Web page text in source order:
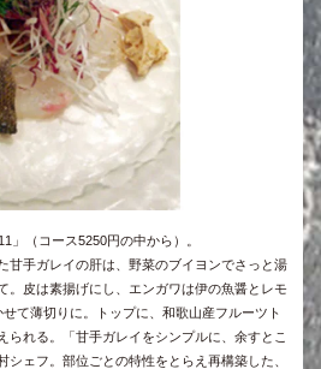
」（コース5250円の中から）。
甘手ガレイの肝は、野菜のブイヨンでさっと湯
。皮は素揚げにし、エンガワは伊の魚醤とレモ
て薄切りに。トップに、和歌山産フルーツト
られる。「甘手ガレイをシンプルに、余すとこ
シェフ。部位ごとの特性をとらえ再構築した、